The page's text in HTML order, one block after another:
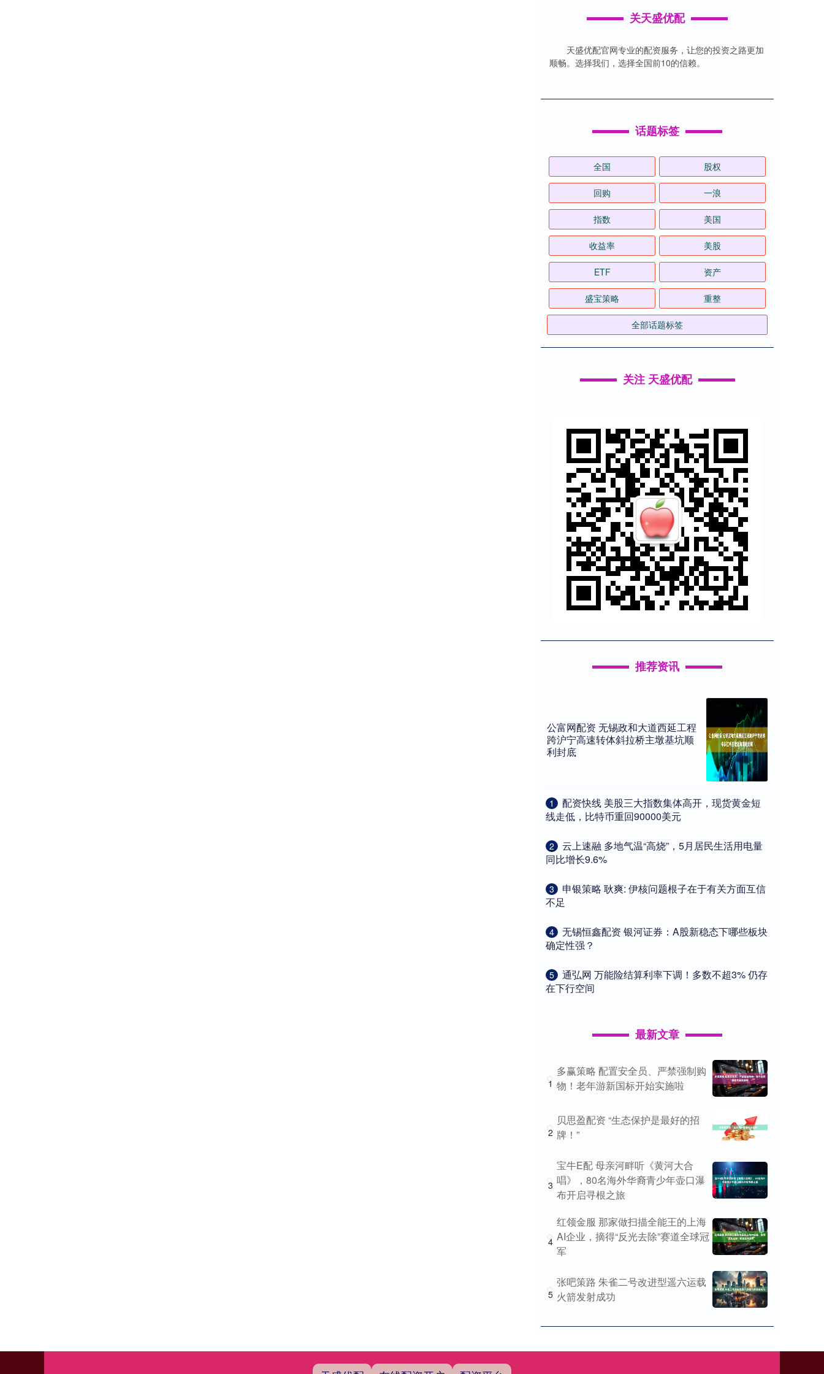
关天盛优配
天盛优配官网专业的配资服务，让您的投资之路更加
顺畅。选择我们，选择全国前10的信赖。
话题标签
全国 股权
回购 一浪
指数 美国
收益率 美股
ETF 资产
盛宝策略 重整
全部话题标签
关注 天盛优配
推荐资讯
公富网配资 无锡政和大道西延工程
跨沪宁高速转体斜拉桥主墩基坑顺
利封底
1
​配资快线 美股三大指数集体高开，现货黄金短
线走低，比特币重回90000美元
2
​云上速融 多地气温“高烧”，5月居民生活用电量
同比增长9.6%
3
​申银策略 耿爽: 伊核问题根子在于有关方面互信
不足
4
​无锡恒鑫配资 银河证券：A股新稳态下哪些板块
确定性强？
5
​通弘网 万能险结算利率下调！多数不超3% 仍存
在下行空间
最新文章
1
多赢策略 配置安全员、严禁强制购
物！老年游新国标开始实施啦
2
贝思盈配资 “生态保护是最好的招
牌！”
3
宝牛E配 母亲河畔听《黄河大合
唱》，80名海外华裔青少年壶口瀑
布开启寻根之旅
4
红领金服 那家做扫描全能王的上海
AI企业，摘得“反光去除”赛道全球冠
军
5
张吧策路 朱雀二号改进型遥六运载
火箭发射成功